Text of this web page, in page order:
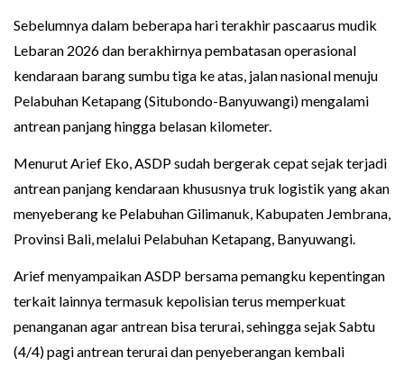
Sebelumnya dalam beberapa hari terakhir pascaarus mudik
Lebaran 2026 dan berakhirnya pembatasan operasional
kendaraan barang sumbu tiga ke atas, jalan nasional menuju
Pelabuhan Ketapang (Situbondo-Banyuwangi) mengalami
antrean panjang hingga belasan kilometer.
Menurut Arief Eko, ASDP sudah bergerak cepat sejak terjadi
antrean panjang kendaraan khususnya truk logistik yang akan
menyeberang ke Pelabuhan Gilimanuk, Kabupaten Jembrana,
Provinsi Bali, melalui Pelabuhan Ketapang, Banyuwangi.
Arief menyampaikan ASDP bersama pemangku kepentingan
terkait lainnya termasuk kepolisian terus memperkuat
penanganan agar antrean bisa terurai, sehingga sejak Sabtu
(4/4) pagi antrean terurai dan penyeberangan kembali